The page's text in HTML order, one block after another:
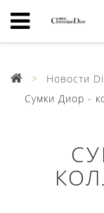
Новости
Сумки Диор -